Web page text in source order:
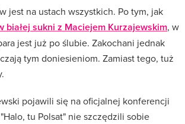
jest na ustach wszystkich. Po tym, jak
białej sukni z Maciejem Kurzajewskim, w
jest już po ślubie. Zakochani jednak
tym doniesieniom. Zamiast tego, tuż
pojawili się na oficjalnej konferencji
tu Polsat" nie szczędzili sobie